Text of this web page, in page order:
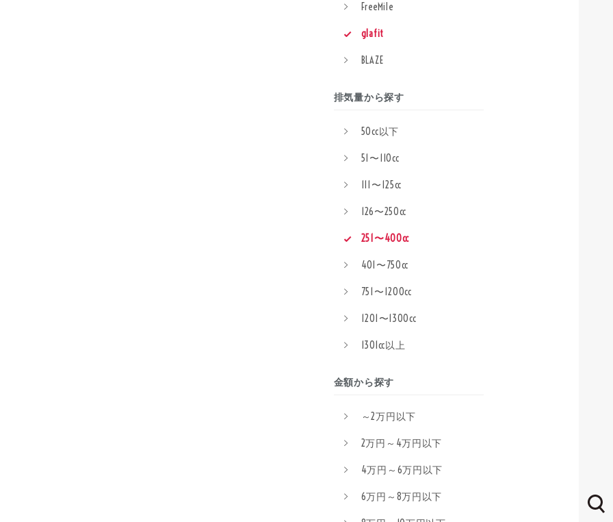
FreeMile
glafit
BLAZE
排気量から探す
50cc以下
51〜110cc
111〜125cc
126〜250cc
251〜400cc
401〜750cc
751〜1200cc
1201〜1300cc
1301cc以上
金額から探す
～2万円以下
2万円～4万円以下
4万円～6万円以下
6万円～8万円以下